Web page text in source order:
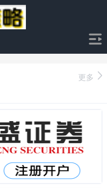
更多